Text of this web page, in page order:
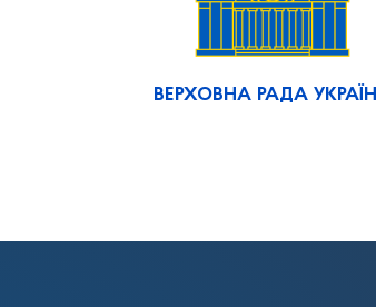
ВЕРХОВНА РАДА